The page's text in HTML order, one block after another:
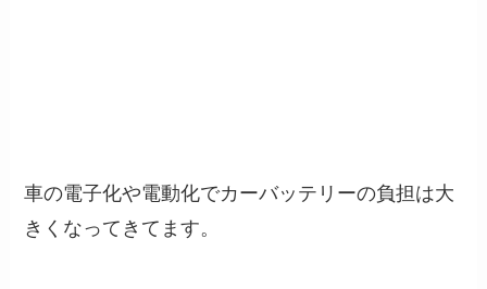
車の電子化や電動化でカーバッテリーの負担は大
きくなってきてます。